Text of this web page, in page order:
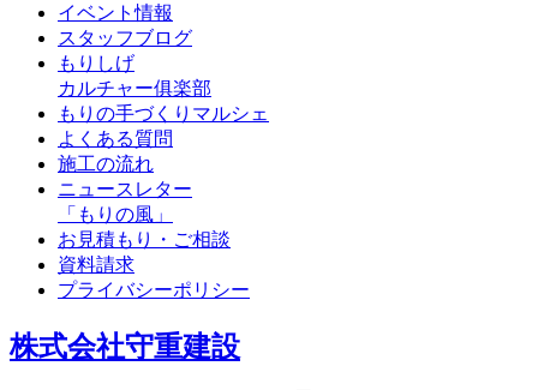
イベント情報
スタッフブログ
もりしげ
カルチャー俱楽部
もりの手づくりマルシェ
よくある質問
施工の流れ
ニュースレター
「もりの風」
お見積もり・ご相談
資料請求
プライバシーポリシー
株式会社守重建設